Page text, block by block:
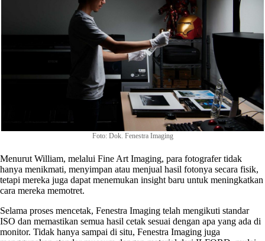
Foto: Dok. Fenestra Imaging
Menurut William, melalui Fine Art Imaging, para fotografer tidak
hanya menikmati, menyimpan atau menjual hasil fotonya secara fisik,
tetapi mereka juga dapat menemukan insight baru untuk meningkatkan
cara mereka memotret.
Selama proses mencetak, Fenestra Imaging telah mengikuti standar
ISO dan memastikan semua hasil cetak sesuai dengan apa yang ada di
monitor. Tidak hanya sampai di situ, Fenestra Imaging juga